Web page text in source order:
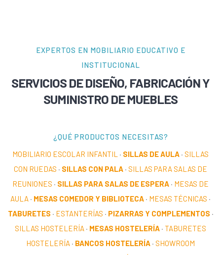
EXPERTOS EN MOBILIARIO EDUCATIVO E
INSTITUCIONAL
SERVICIOS DE DISEÑO, FABRICACIÓN Y
SUMINISTRO DE MUEBLES
¿QUÉ PRODUCTOS NECESITAS?
MOBILIARIO ESCOLAR INFANTIL · SILLAS DE AULA · SILLAS
CON RUEDAS · SILLAS CON PALA · SILLAS PARA SALAS DE
REUNIONES · SILLAS PARA SALAS DE ESPERA · MESAS DE
AULA · MESAS COMEDOR Y BIBLIOTECA · MESAS TÉCNICAS ·
TABURETES · ESTANTERÍAS · PIZARRAS Y COMPLEMENTOS ·
SILLAS HOSTELERÍA · MESAS HOSTELERÍA · TABURETES
HOSTELERÍA · BANCOS HOSTELERÍA · SHOWROOM